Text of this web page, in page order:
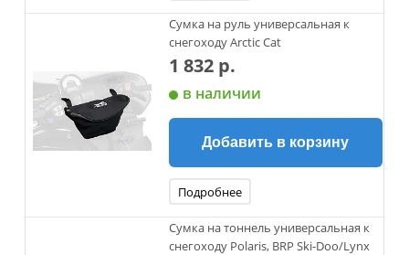
Сумка на руль универсальная к
снегоходу Arctic Cat
1 832 р.
в наличии
Добавить в корзину
Подробнее
Сумка на тоннель универсальная к
снегоходу Polaris, BRP Ski-Doo/Lynx